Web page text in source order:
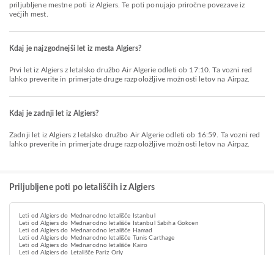
priljubljene mestne poti iz Algiers. Te poti ponujajo priročne povezave iz
večjih mest.
Kdaj je najzgodnejši let iz mesta Algiers?
Prvi let iz Algiers z letalsko družbo Air Algerie odleti ob 17:10. Ta vozni red
lahko preverite in primerjate druge razpoložljive možnosti letov na Airpaz.
Kdaj je zadnji let iz Algiers?
Zadnji let iz Algiers z letalsko družbo Air Algerie odleti ob 16:59. Ta vozni red
lahko preverite in primerjate druge razpoložljive možnosti letov na Airpaz.
Priljubljene poti po letališčih iz Algiers
Leti od Algiers do Mednarodno letališče Istanbul
Leti od Algiers do Mednarodno letališče Istanbul Sabiha Gokcen
Leti od Algiers do Mednarodno letališče Hamad
Leti od Algiers do Mednarodno letališče Tunis Carthage
Leti od Algiers do Mednarodno letališče Kairo
Leti od Algiers do Letališče Pariz Orly